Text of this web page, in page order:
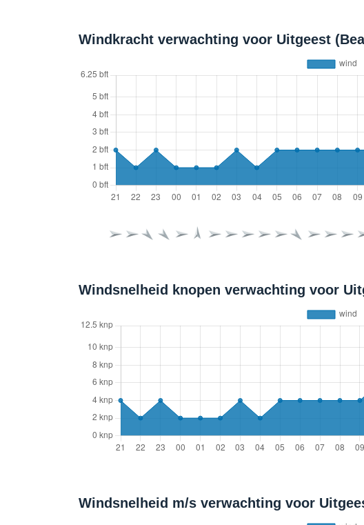
Windkracht verwachting voor Uitgeest
Windsnelheid knopen verwachting voor
Windsnelheid m/s verwachting voor